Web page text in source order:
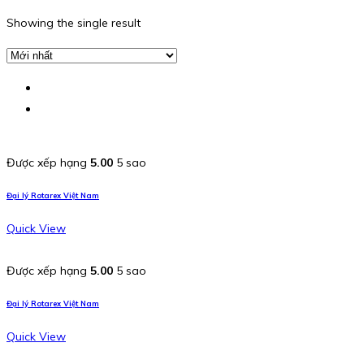
Showing the single result
Được xếp hạng 5.00 5 sao
Đại lý Rotarex Việt Nam
Quick View
Được xếp hạng 5.00 5 sao
Đại lý Rotarex Việt Nam
Quick View